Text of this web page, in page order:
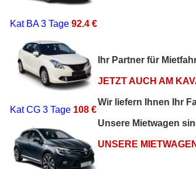
Kat BA3 Tage 92.4 €
Kat CG 3 Tage 108 €
Ihr Partner für
JETZT AUCH AM
Wir liefern Ihnen Ihr
Unsere Mietwagen
UNSERE